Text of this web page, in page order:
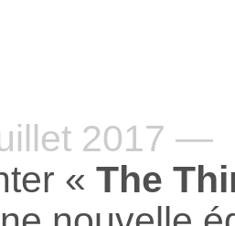
2017 —
«The